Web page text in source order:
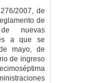
2007, de
de
nuevas
a que se
mayo, de
de ingreso